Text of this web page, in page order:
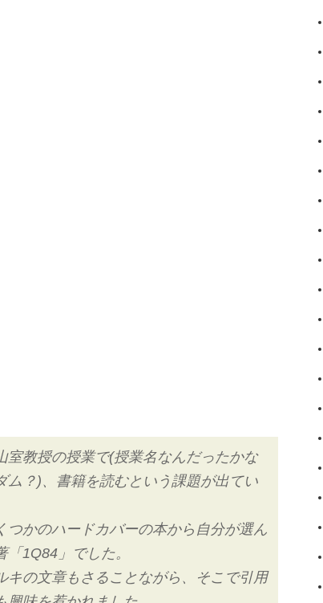
室教授の授業で(授業名なんだったかな
ム？)、書籍を読むという課題が出てい
つかのハードカバーの本から自分が選ん
1Q84」でした。
キの文章もさることながら、そこで引用